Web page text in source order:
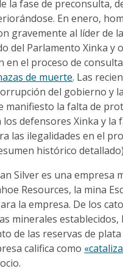
la fase de preconsulta,
En enero,
gravemente al líder de
del Parlamento Xinka
en el proceso de
de muerte. Las
del gobierno y
manifiesto la falta de
defensores Xinka y la
las ilegalidades en el
histórico
Silver es una empresa
Resources, la mina
la empresa. De los
minerales establecidos,
de las reservas de plata
califica como